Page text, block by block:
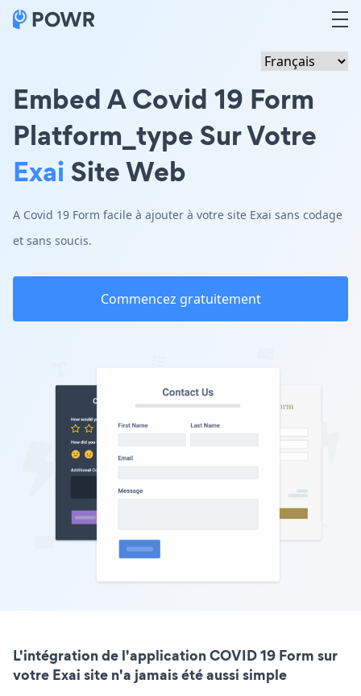
Embed A Covid 19 Form
Platform_type Sur Votre
ExaiSite Web
A Covid 19 Form facile à ajouter à votre site Exai sans codage
et sans soucis.
Commencez gratuitement
L'intégration de l'application COVID 19 Form sur
votre Exai site n'a jamais été aussi simple